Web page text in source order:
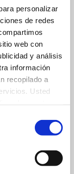
personalizar
de redes
web con
y análisis
información
recopilado a
Usted